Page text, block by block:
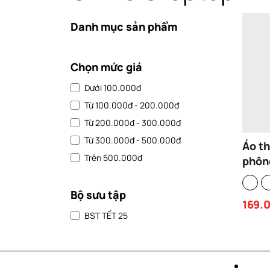
Danh mục sản phẩm
Chọn mức giá
Dưới 100.000đ
Từ 100.000đ - 200.000đ
Từ 200.000đ - 300.000đ
Từ 300.000đ - 500.000đ
Trên 500.000đ
Bộ sưu tập
BST TẾT 25
Áo
cổ
co